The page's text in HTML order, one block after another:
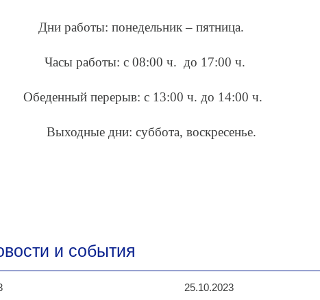
Дни работы: понедельник – пятница.
Часы работы: с 08:00 ч. до 17:00 ч.
Обеденный перерыв: с 13:00 ч. до 14:00 ч.
Выходные дни: суббота, воскресенье.
и события
25.10.2023